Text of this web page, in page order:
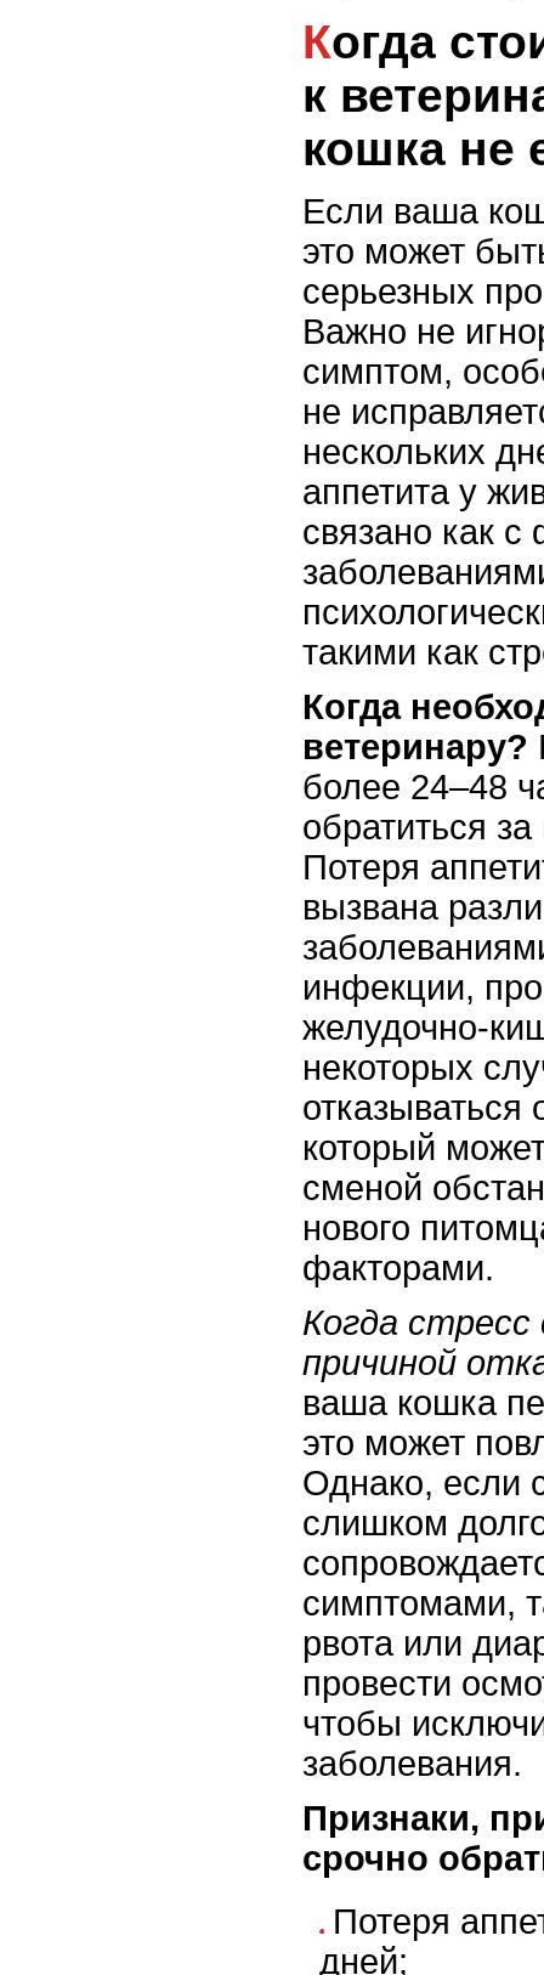
Когда стоит обращаться
к
кошка не
Если ваша
это может
серьезных
Важно не
симптом,
не
нескольких
аппетита у
связано как с
такими как
Когда
ветеринару?
более 24–48
обратиться
Потеря
вызвана
инфекции,
желудочно-
некоторых
отказываться
который
сменой
нового
факторами.
Когда
причиной
ваша кошка
это может
Однако, если
слишком
симптомами,
рвота или
провести
чтобы
заболевания.
Признаки,
срочно
Потеря
дней;